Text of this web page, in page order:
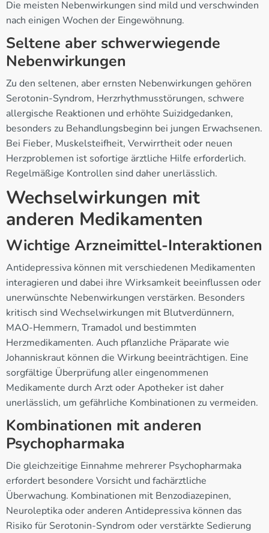
Die meisten Nebenwirkungen sind mild und verschwinden
nach einigen Wochen der Eingewöhnung.
Seltene aber schwerwiegende
Nebenwirkungen
Zu den seltenen, aber ernsten Nebenwirkungen gehören
Serotonin-Syndrom, Herzrhythmusstörungen, schwere
allergische Reaktionen und erhöhte Suizidgedanken,
besonders zu Behandlungsbeginn bei jungen Erwachsenen.
Bei Fieber, Muskelsteifheit, Verwirrtheit oder neuen
Herzproblemen ist sofortige ärztliche Hilfe erforderlich.
Regelmäßige Kontrollen sind daher unerlässlich.
Wechselwirkungen mit
anderen Medikamenten
Wichtige Arzneimittel-Interaktionen
Antidepressiva können mit verschiedenen Medikamenten
interagieren und dabei ihre Wirksamkeit beeinflussen oder
unerwünschte Nebenwirkungen verstärken. Besonders
kritisch sind Wechselwirkungen mit Blutverdünnern,
MAO-Hemmern, Tramadol und bestimmten
Herzmedikamenten. Auch pflanzliche Präparate wie
Johanniskraut können die Wirkung beeinträchtigen. Eine
sorgfältige Überprüfung aller eingenommenen
Medikamente durch Arzt oder Apotheker ist daher
unerlässlich, um gefährliche Kombinationen zu vermeiden.
Kombinationen mit anderen
Psychopharmaka
Die gleichzeitige Einnahme mehrerer Psychopharmaka
erfordert besondere Vorsicht und fachärztliche
Überwachung. Kombinationen mit Benzodiazepinen,
Neuroleptika oder anderen Antidepressiva können das
Risiko für Serotonin-Syndrom oder verstärkte Sedierung